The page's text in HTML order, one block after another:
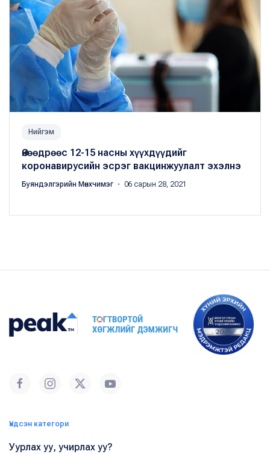
Нийгэм
Өнөөдрөөс 12-15 насны хүүхдүүдийг
коронавирусийн эсрэг вакцинжуулалт эхэлнэ
Буяндэлгэрийн Мөнхчимэг ・ 06 сарын 28, 2021
Үндсэн категори
Уурлах уу, учирлах уу?